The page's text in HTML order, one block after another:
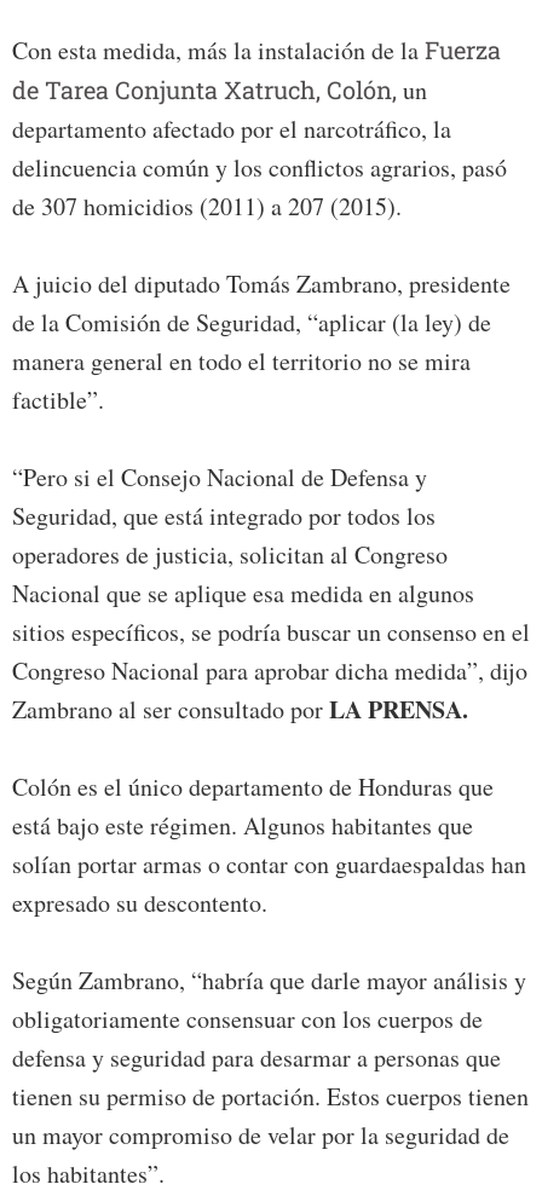
Con esta medida, más la instalación de laFuerza
de Tarea Conjunta Xatruch, Colón, un
departamento afectado por el narcotráfico, la
delincuencia común y los conflictos agrarios, pasó
de 307 homicidios (2011) a 207 (2015).
A juicio del diputado Tomás Zambrano, presidente
de la Comisión de Seguridad, “aplicar (la ley) de
manera general en todo el territorio no se mira
factible”.
“Pero si el Consejo Nacional de Defensa y
Seguridad, que está integrado por todos los
operadores de justicia, solicitan al Congreso
Nacional que se aplique esa medida en algunos
sitios específicos, se podría buscar un consenso en el
Congreso Nacional para aprobar dicha medida”, dijo
Zambrano al ser consultado porLA PRENSA.
Colón es el único departamento de Honduras que
está bajo este régimen. Algunos habitantes que
solían portar armas o contar con guardaespaldas han
expresado su descontento.
Según Zambrano, “habría que darle mayor análisis y
obligatoriamente consensuar con los cuerpos de
defensa y seguridad para desarmar a personas que
tienen su permiso de portación. Estos cuerpos tienen
un mayor compromiso de velar por la seguridad de
los habitantes”.